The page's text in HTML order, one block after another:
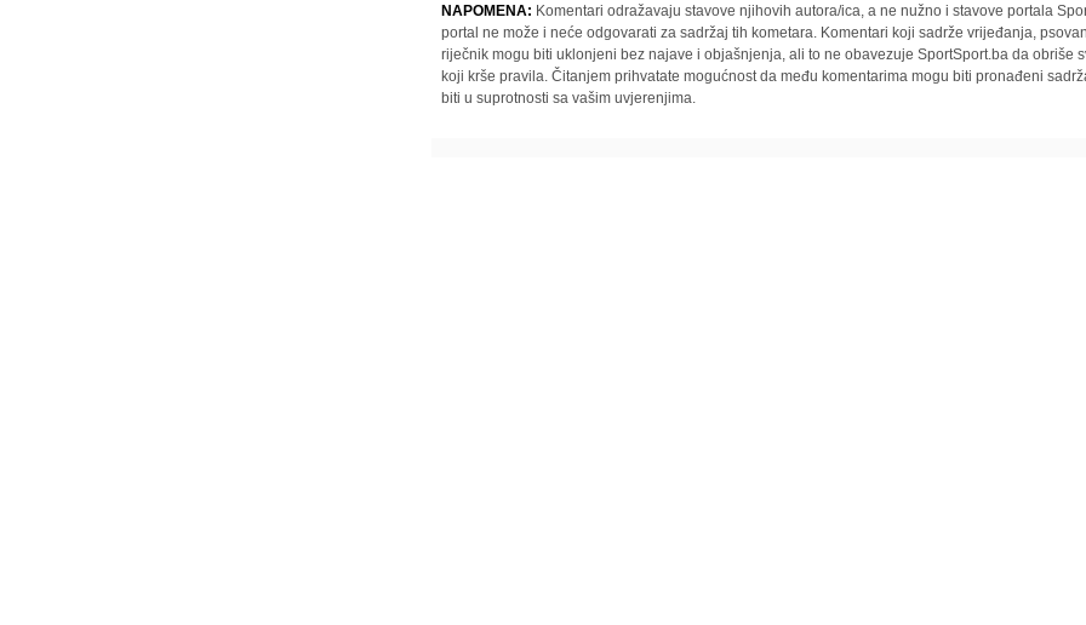
NAPOMENA: Komentari odražavaju stavove njihovih autora/ica, a ne nužno i stavove portala
portal ne može i neće odgovarati za sadržaj tih kometara. Komentari koji sadrže vrijeđanja,
riječnik mogu biti uklonjeni bez najave i objašnjenja, ali to ne obavezuje SportSport.ba da obriše
koji krše pravila. Čitanjem prihvatate mogućnost da među komentarima mogu biti pronađeni
biti u suprotnosti sa vašim uvjerenjima.